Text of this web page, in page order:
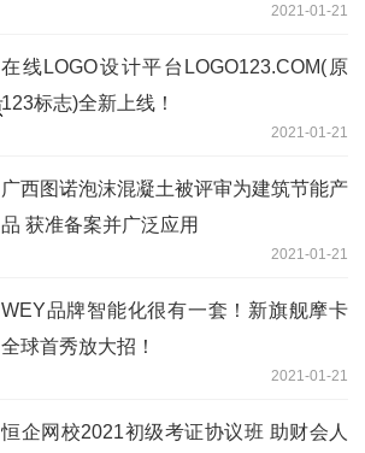
2021-01-21
在线LOGO设计平台LOGO123.COM(原
123标志)全新上线！
2021-01-21
广西图诺泡沫混凝土被评审为建筑节能产
品 获准备案并广泛应用
2021-01-21
WEY品牌智能化很有一套！新旗舰摩卡
全球首秀放大招！
2021-01-21
恒企网校2021初级考证协议班 助财会人